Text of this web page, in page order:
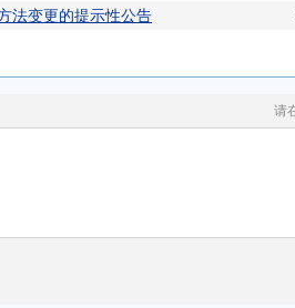
法变更的提示性公告